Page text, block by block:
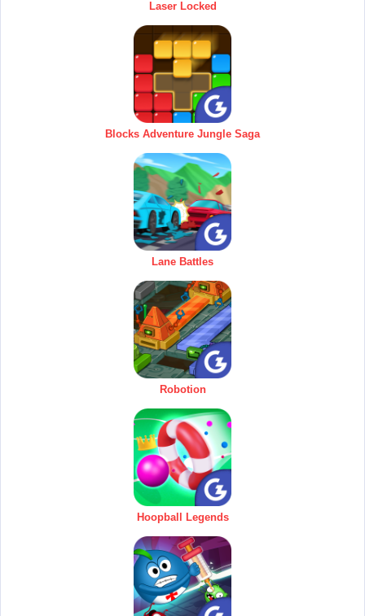
Laser Locked
Blocks Adventure Jungle Saga
Lane Battles
Robotion
Hoopball Legends